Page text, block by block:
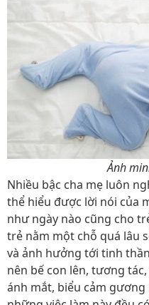
Ảnh
Nhiều bậc cha mẹ luôn
thể hiểu được lời nói của
như ngày nào cũng cho
trẻ nằm một chỗ quá lâu
và ảnh hưởng tới tinh
nên bế con lên, tương
ánh mắt, biểu cảm gương